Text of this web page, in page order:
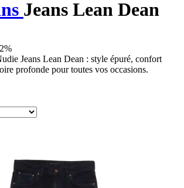
Jeans Lean Dean
Jeans Lean Dean : style épuré, confort
profonde pour toutes vos occasions.